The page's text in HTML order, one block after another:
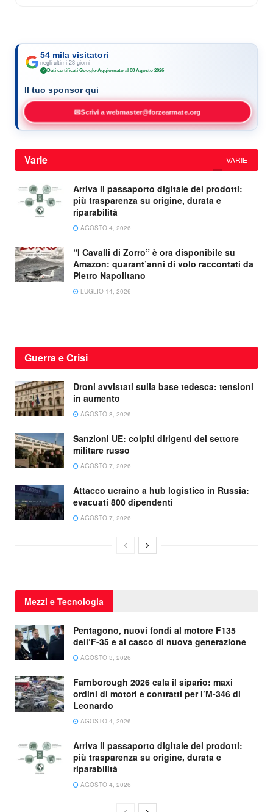
54 mila visitatori
negli ultimi 28 giorni
✓ Dati certificati Google·Aggiornato al 08 Agosto 2026
Il tuo sponsor qui
✉Scrivi a webmaster@forzearmate.org
Varie VARIE
Arriva il passaporto digitale dei prodotti:
più trasparenza su origine, durata e
riparabilità
AGOSTO 4, 2026
“I Cavalli di Zorro” è ora disponibile su
Amazon: quarant’anni di volo raccontati da
Pietro Napolitano
LUGLIO 14, 2026
Guerra e Crisi
Droni avvistati sulla base tedesca: tensioni
in aumento
AGOSTO 8, 2026
Sanzioni UE: colpiti dirigenti del settore
militare russo
AGOSTO 7, 2026
Attacco ucraino a hub logistico in Russia:
evacuati 800 dipendenti
AGOSTO 7, 2026
Mezzi e Tecnologia
Pentagono, nuovi fondi al motore F135
dell’F-35 e al casco di nuova generazione
AGOSTO 3, 2026
Farnborough 2026 cala il sipario: maxi
ordini di motori e contratti per l’M-346 di
Leonardo
AGOSTO 4, 2026
Arriva il passaporto digitale dei prodotti:
più trasparenza su origine, durata e
riparabilità
AGOSTO 4, 2026